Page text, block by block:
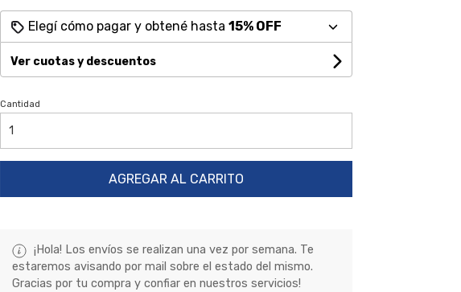
Elegí cómo pagar y obtené hasta 15% OFF
Ver cuotas y descuentos
Cantidad
AGREGAR AL CARRITO
¡Hola! Los envíos se realizan una vez por semana. Te
estaremos avisando por mail sobre el estado del mismo.
Gracias por tu compra y confiar en nuestros servicios!